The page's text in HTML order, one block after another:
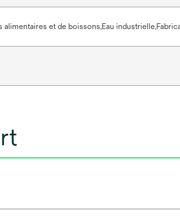
alimentaires et de boissons,Eau